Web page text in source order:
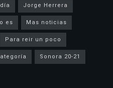
Jorge Herrera
es
Mas noticias
Para reir un poco
Sonora 20-21